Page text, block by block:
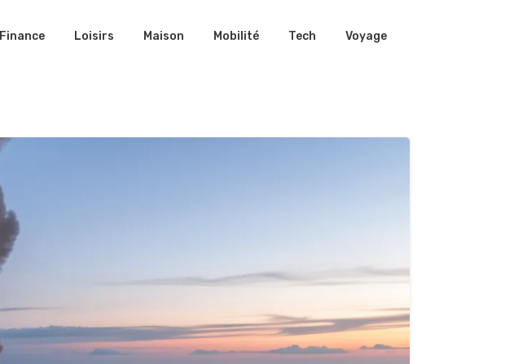
Finance Loisirs Maison Mobilité Tech Voyage